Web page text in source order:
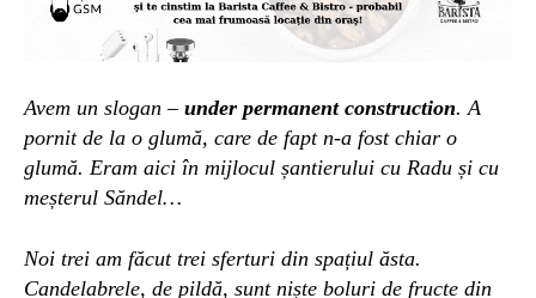
Avem un slogan – under permanent construction. A
pornit de la o glumă, care de fapt n-a fost chiar o
glumă. Eram aici în mijlocul șantierului cu Radu și cu
meșterul Săndel…
Noi trei am făcut trei sferturi din spațiul ăsta.
Candelabrele, de pildă, sunt niște boluri de fructe din